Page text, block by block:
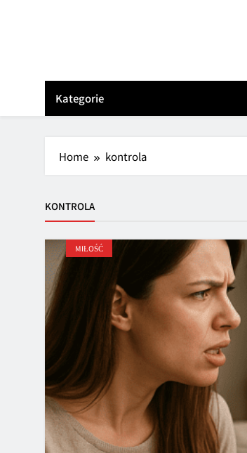
Kategorie
Home kontrola
KONTROLA
MIŁOŚĆ